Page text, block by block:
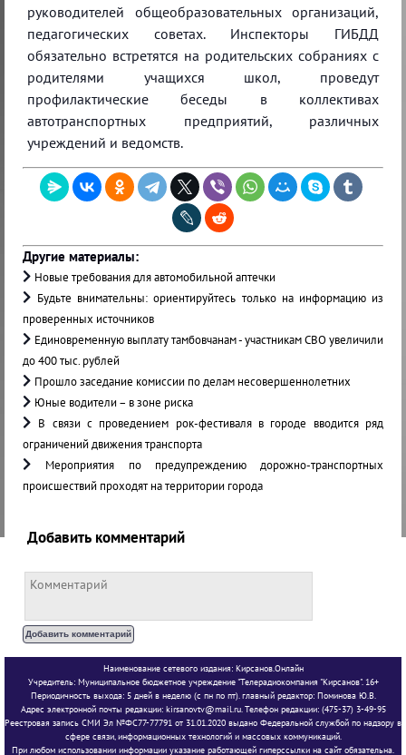
руководителей общеобразовательных организаций,
педагогических советах. Инспекторы ГИБДД
обязательно встретятся на родительских собраниях с
родителями учащихся школ, проведут
профилактические беседы в коллективах
автотранспортных предприятий, различных
учреждений и ведомств.
Другие материалы:
Новые требования для автомобильной аптечки
Будьте внимательны: ориентируйтесь только на информацию из
проверенных источников
Единовременную выплату тамбовчанам - участникам СВО увеличили
до 400 тыс. рублей
Прошло заседание комиссии по делам несовершеннолетних
Юные водители – в зоне риска
В связи с проведением рок-фестиваля в городе вводится ряд
ограничений движения транспорта
Мероприятия по предупреждению дорожно-транспортных
происшествий проходят на территории города
Добавить комментарий
Наименование сетевого издания: Кирсанов.Онлайн
Учредитель: Муниципальное бюджетное учреждение "Телерадиокомпания "Кирсанов". 16+
Периодичность выхода: 5 дней в неделю (с пн по пт). главный редактор: Поминова Ю.В.
Адрес электронной почты редакции: kirsanovtv@mail.ru. Телефон редакции: (475-37) 3-49-95
Реестровая запись СМИ Эл №ФС77-77791 от 31.01.2020 выдано Федеральной службой по надзору в
сфере связи, информационных технологий и массовых коммуникаций.
При любом использовании информации указание работающей гиперссылки на сайт обязательна.